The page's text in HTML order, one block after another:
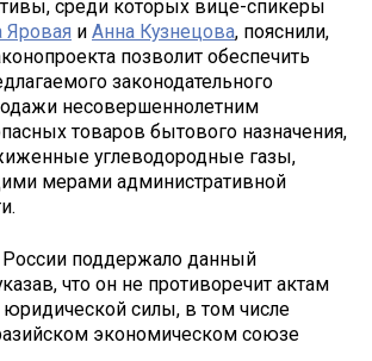
среди которых вице-спикеры
Яровая и Анна Кузнецова, пояснили,
позволит обеспечить
законодательного
несовершеннолетним
товаров бытового назначения,
углеводородные газы,
мерами административной
России поддержало данный
что он не противоречит актам
силы, в том числе
экономическом союзе